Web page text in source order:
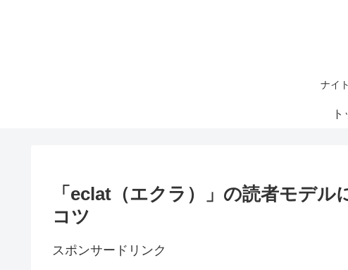
ナイ
「eclat（エクラ）」の読者モデ
コツ
スポンサードリンク